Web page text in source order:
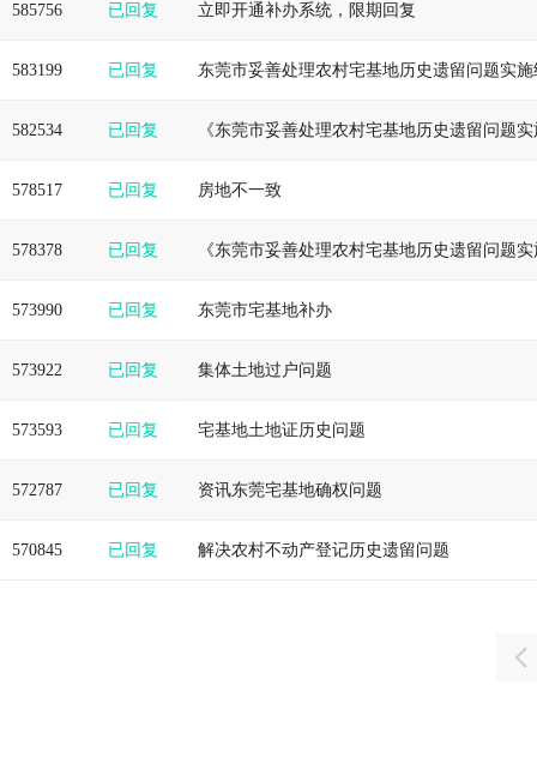
585756 已回复 立即开通补办系统，限期回复
583199 已回复
582534 已回复
578517 已回复 房地不一致
578378 已回复
573990 已回复 东莞市宅基地补办
573922 已回复 集体土地过户问题
573593 已回复 宅基地土地证历史问题
572787 已回复 资讯东莞宅基地确权问题
570845 已回复 解决农村不动产登记历史遗留问题